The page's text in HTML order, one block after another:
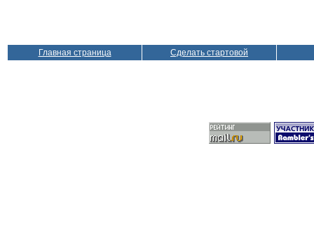
Главная страница Сделать стартовой